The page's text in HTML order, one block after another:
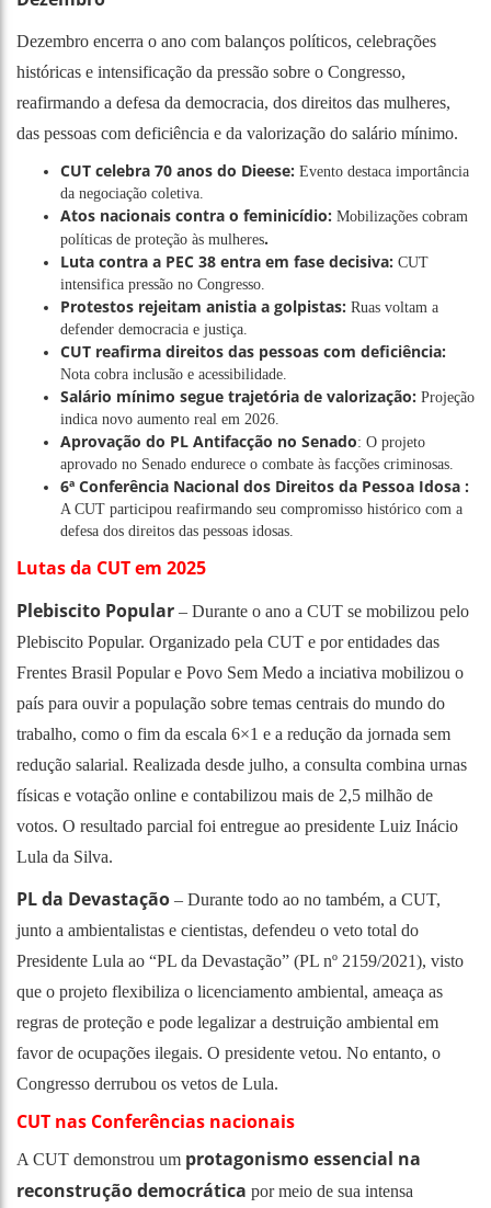
Dezembro encerra o ano com balanços políticos, celebrações
históricas e intensificação da pressão sobre o Congresso,
reafirmando a defesa da democracia, dos direitos das mulheres,
das pessoas com deficiência e da valorização do salário mínimo.
CUT celebra 70 anos do Dieese: Evento destaca importância
da negociação coletiva.
Atos nacionais contra o feminicídio: Mobilizações cobram
políticas de proteção às mulheres.
Luta contra a PEC 38 entra em fase decisiva: CUT
intensifica pressão no Congresso.
Protestos rejeitam anistia a golpistas: Ruas voltam a
defender democracia e justiça.
CUT reafirma direitos das pessoas com deficiência:
Nota cobra inclusão e acessibilidade.
Salário mínimo segue trajetória de valorização: Projeção
indica novo aumento real em 2026.
Aprovação do PL Antifacção no Senado: O projeto
aprovado no Senado endurece o combate às facções criminosas.
6ª Conferência Nacional dos Direitos da Pessoa Idosa :
A CUT participou reafirmando seu compromisso histórico com a
defesa dos direitos das pessoas idosas.
Lutas da CUT em 2025
Plebiscito Popular – Durante o ano a CUT se mobilizou pelo
Plebiscito Popular. Organizado pela CUT e por entidades das
Frentes Brasil Popular e Povo Sem Medo a inciativa mobilizou o
país para ouvir a população sobre temas centrais do mundo do
trabalho, como o fim da escala 6×1 e a redução da jornada sem
redução salarial. Realizada desde julho, a consulta combina urnas
físicas e votação online e contabilizou mais de 2,5 milhão de
votos. O resultado parcial foi entregue ao presidente Luiz Inácio
Lula da Silva.
PL da Devastação – Durante todo ao no também, a CUT,
junto a ambientalistas e cientistas, defendeu o veto total do
Presidente Lula ao “PL da Devastação” (PL nº 2159/2021), visto
que o projeto flexibiliza o licenciamento ambiental, ameaça as
regras de proteção e pode legalizar a destruição ambiental em
favor de ocupações ilegais. O presidente vetou. No entanto, o
Congresso derrubou os vetos de Lula.
CUT nas Conferências nacionais
A CUT demonstrou um protagonismo essencial na
reconstrução democrática por meio de sua intensa